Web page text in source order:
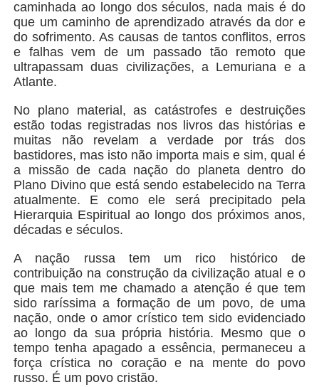
caminhada ao longo dos séculos, nada mais é do
que um caminho de aprendizado através da dor e
do sofrimento. As causas de tantos conflitos, erros
e falhas vem de um passado tão remoto que
ultrapassam duas civilizações, a Lemuriana e a
Atlante.
No plano material, as catástrofes e destruições
estão todas registradas nos livros das histórias e
muitas não revelam a verdade por trás dos
bastidores, mas isto não importa mais e sim, qual é
a missão de cada nação do planeta dentro do
Plano Divino que está sendo estabelecido na Terra
atualmente. E como ele será precipitado pela
Hierarquia Espiritual ao longo dos próximos anos,
décadas e séculos.
A nação russa tem um rico histórico de
contribuição na construção da civilização atual e o
que mais tem me chamado a atenção é que tem
sido raríssima a formação de um povo, de uma
nação, onde o amor crístico tem sido evidenciado
ao longo da sua própria história. Mesmo que o
tempo tenha apagado a essência, permaneceu a
força crística no coração e na mente do povo
russo. É um povo cristão.